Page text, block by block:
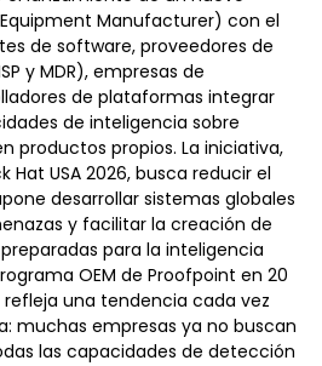
Manufacturer) con el
de software, proveedores de
y MDR), empresas de
de plataformas integrar
de inteligencia sobre
productos propios. La iniciativa,
Hat USA 2026, busca reducir el
desarrollar sistemas globales
y facilitar la creación de
para la inteligencia
OEM de Proofpoint en 20
una tendencia cada vez
muchas empresas ya no buscan
las capacidades de detección